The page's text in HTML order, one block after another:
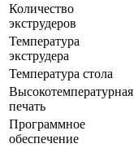
Количество
экструдеров
Температура
экструдера
Температура стола
Высокотемпературная
печать
Программное
обеспечение